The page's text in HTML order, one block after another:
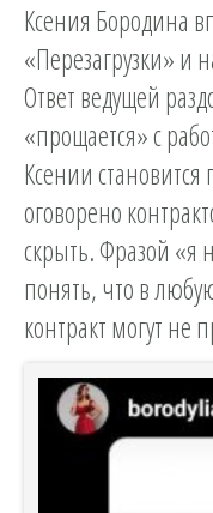
Ксения Бородина
«Перезагрузки»
Ответ ведущей
«прощается» с
Ксении
оговорено
скрыть. Фразой «я
понять, что в
контракт могут не